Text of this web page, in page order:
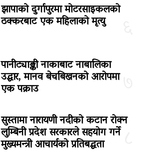
झापाको दुर्गापुरमा मोटरसाइकलको
ठक्करबाट एक महिलाको मृत्यु
पानीट्याङ्की नाकाबाट नाबालिका
उद्धार, मानव बेचबिखनको आरोपमा
एक पक्राउ
सुस्तामा नारायणी नदीको कटान रोक्न
लुम्बिनी प्रदेश सरकारले सहयोग गर्ने
मुख्यमन्त्री आचार्यको प्रतिबद्धता